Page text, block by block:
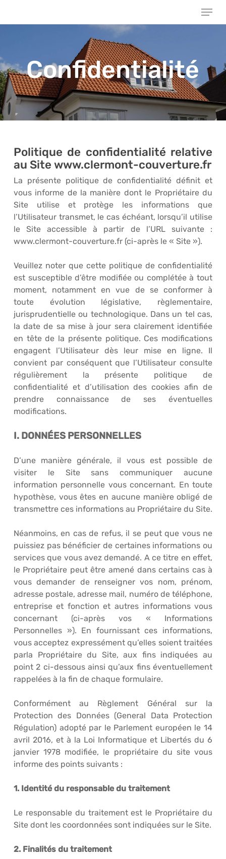
Menu
Confidentialité
Politique de confidentialité relative
au Site www.clermont-couverture.fr
La présente politique de confidentialité définit et
vous informe de la manière dont le Propriétaire du
Site utilise et protège les informations que
l’Utilisateur transmet, le cas échéant, lorsqu’il utilise
le Site accessible à partir de l’URL suivante :
www.clermont-couverture.fr (ci-après le « Site »).
Veuillez noter que cette politique de confidentialité
est susceptible d’être modifiée ou complétée à tout
moment, notamment en vue de se conformer à
toute évolution législative, règlementaire,
jurisprudentielle ou technologique. Dans un tel cas,
la date de sa mise à jour sera clairement identifiée
en tête de la présente politique. Ces modifications
engagent l’Utilisateur dès leur mise en ligne. Il
convient par conséquent que l’Utilisateur consulte
régulièrement la présente politique de
confidentialité et d’utilisation des cookies afin de
prendre connaissance de ses éventuelles
modifications.
I. DONNÉES PERSONNELLES
D’une manière générale, il vous est possible de
visiter le Site sans communiquer aucune
information personnelle vous concernant. En toute
hypothèse, vous êtes en aucune manière obligé de
transmettre ces informations au Propriétaire du Site.
Néanmoins, en cas de refus, il se peut que vous ne
puissiez pas bénéficier de certaines informations ou
services que vous avez demandé. A ce titre en effet,
le Propriétaire peut être amené dans certains cas à
vous demander de renseigner vos nom, prénom,
adresse postale, adresse mail, numéro de téléphone,
entreprise et fonction et autres informations vous
concernant (ci-après vos « Informations
Personnelles »). En fournissant ces informations,
vous acceptez expressément qu’elles soient traitées
parla Propriétaire du Site, aux fins indiquées au
point 2 ci-dessous ainsi qu’aux fins éventuellement
rappelées à la fin de chaque formulaire.
Conformément au Règlement Général sur la
Protection des Données (General Data Protection
Régulation) adopté par le Parlement européen le 14
avril 2016, et à la Loi Informatique et Libertés du 6
janvier 1978 modifiée, le propriétaire du site vous
informe des points suivants :
1. Identité du responsable du traitement
Le responsable du traitement est le Propriétaire du
Site dont les coordonnées sont indiquées sur le Site.
2. Finalités du traitement